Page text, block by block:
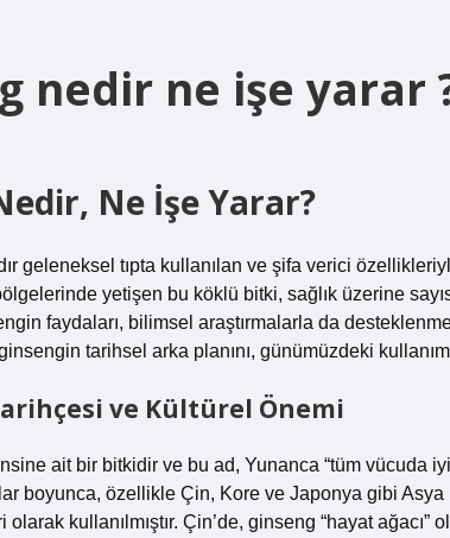
nedir ne işe yarar
Ne İşe Yarar?
geleneksel tıpta kullanılan ve şifa verici
yetişen bu köklü bitki, sağlık üzerine
faydaları, bilimsel araştırmalarla da
tarihsel arka planını, günümüzdeki
ve Kültürel Önemi
ait bir bitkidir ve bu ad, Yunanca “tüm vücuda
boyunca, özellikle Çin, Kore ve Japonya gibi Asya
kullanılmıştır. Çin’de, ginseng “hayat